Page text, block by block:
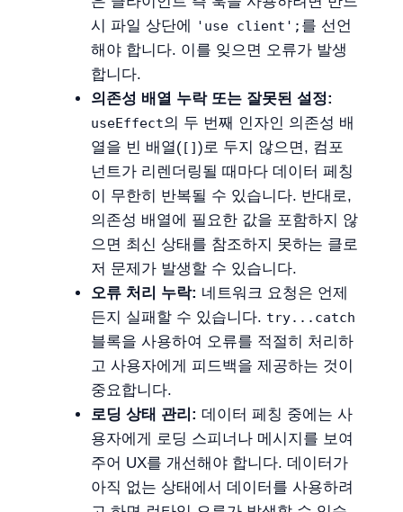
시 파일 상단에
'use client'; 를 선언
해야 합니다. 이를 잊으면 오류가 발생
합니다.
의존성 배열 누락 또는 잘못된 설정:
useEffect의 두 번째 인자인 의존성 배
열을 빈 배열([])로 두지 않으면, 컴포
넌트가 리렌더링될 때마다 데이터 페칭
이 무한히 반복될 수 있습니다. 반대로,
의존성 배열에 필요한 값을 포함하지 않
으면 최신 상태를 참조하지 못하는 클로
저 문제가 발생할 수 있습니다.
오류 처리 누락: 네트워크 요청은 언제
든지 실패할 수 있습니다. try...catch
블록을 사용하여 오류를 적절히 처리하
고 사용자에게 피드백을 제공하는 것이
중요합니다.
로딩 상태 관리: 데이터 페칭 중에는 사
용자에게 로딩 스피너나 메시지를 보여
주어 UX를 개선해야 합니다. 데이터가
아직 없는 상태에서 데이터를 사용하려